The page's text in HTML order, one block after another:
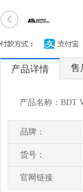
产品详情 售
产品名称：BDT
品牌：
货号：
官网链接